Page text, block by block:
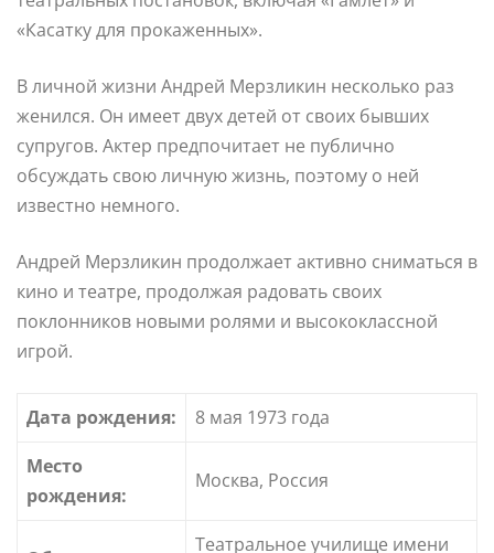
«Касатку для прокаженных».
В личной жизни Андрей Мерзликин несколько раз
женился. Он имеет двух детей от своих бывших
супругов. Актер предпочитает не публично
обсуждать свою личную жизнь, поэтому о ней
известно немного.
Андрей Мерзликин продолжает активно сниматься в
кино и театре, продолжая радовать своих
поклонников новыми ролями и высококлассной
игрой.
Дата рождения:
8 мая 1973 года
Место
рождения:
Москва, Россия
Театральное училище имени